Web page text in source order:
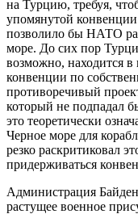
на Турцию, требуя,
упомянутой
позволило бы НАТО
море. До сих пор
возможно, находится в
конвенции по
противоречивый
который не подпадал
это теоретически
Черное море для
резко раскритиковал
придерживаться
Администрация
растущее военное